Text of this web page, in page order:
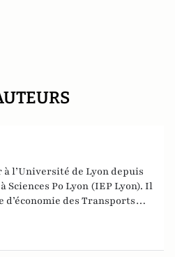
à l’Université de Lyon depuis
Sciences Po Lyon (IEP Lyon). Il
des Transports
2007.